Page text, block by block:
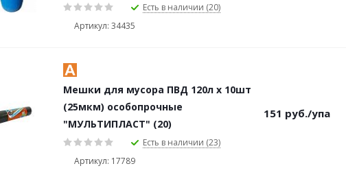
Есть в наличии (20)
Артикул: 34435
Мешки для мусора ПВД 120л х 10шт
(25мкм) особопрочные
"МУЛЬТИПЛАСТ" (20)
Есть в наличии (23)
Артикул: 17789
151 руб./упа